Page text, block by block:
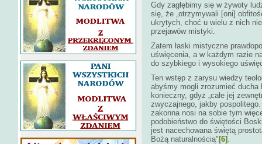
Gdy zagłębimy się w żywoty
się, że „otrzymywali [oni]
ukrytych, choć u wielu z nich
przejawów mistyki.
Zatem łaski mistyczne
uświęcenia, a w każdym razie
do szybkiego i wysokiego
Ten wstęp z zarysu wiedzy
abyśmy mogli zrozumieć ducha
konieczny, gdyż „całe jej
zwyczajnego, jakby
zakonna nosi na sobie tym
podobieństwo do świętości
jest nacechowana świętą
Bożą naturalnością" [6] .